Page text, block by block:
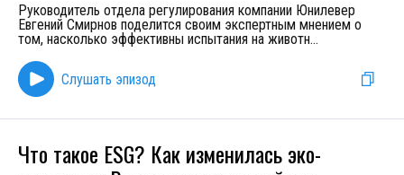
Руководитель отдела регулирования компании Юнилевер
Евгений Смирнов поделится своим экспертным мнением о
том, насколько эффективны испытания на животн...
Слушать эпизод
Что такое ESG? Как изменилась эко-